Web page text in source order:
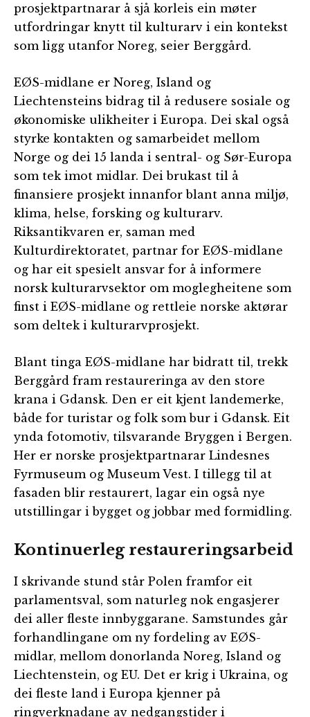
prosjektpartnarar å sjå korleis ein møter
utfordringar knytt til kulturarv i ein kontekst
som ligg utanfor Noreg, seier Berggård.
EØS-midlane er Noreg, Island og
Liechtensteins bidrag til å redusere sosiale og
økonomiske ulikheiter i Europa. Dei skal også
styrke kontakten og samarbeidet mellom
Norge og dei 15 landa i sentral- og Sør-Europa
som tek imot midlar. Dei brukast til å
finansiere prosjekt innanfor blant anna miljø,
klima, helse, forsking og kulturarv.
Riksantikvaren er, saman med
Kulturdirektoratet, partnar for EØS-midlane
og har eit spesielt ansvar for å informere
norsk kulturarvsektor om moglegheitene som
finst i EØS-midlane og rettleie norske aktørar
som deltek i kulturarvprosjekt.
Blant tinga EØS-midlane har bidratt til, trekk
Berggård fram restaureringa av den store
krana i Gdansk. Den er eit kjent landemerke,
både for turistar og folk som bur i Gdansk. Eit
ynda fotomotiv, tilsvarande Bryggen i Bergen.
Her er norske prosjektpartnarar Lindesnes
Fyrmuseum og Museum Vest. I tillegg til at
fasaden blir restaurert, lagar ein også nye
utstillingar i bygget og jobbar med formidling.
Kontinuerleg restaureringsarbeid
I skrivande stund står Polen framfor eit
parlamentsval, som naturleg nok engasjerer
dei aller fleste innbyggarane. Samstundes går
forhandlingane om ny fordeling av EØS-
midlar, mellom donorlanda Noreg, Island og
Liechtenstein, og EU. Det er krig i Ukraina, og
dei fleste land i Europa kjenner på
ringverknadane av nedgangstider i